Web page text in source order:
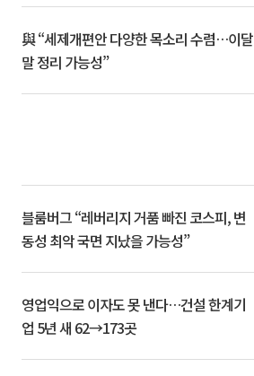
與 “세제개편안 다양한 목소리 수렴…이달
말 정리 가능성”
블룸버그 “레버리지 거품 빠진 코스피, 변
동성 최악 국면 지났을 가능성”
영업익으로 이자도 못 낸다…건설 한계기
업 5년 새 62→173곳